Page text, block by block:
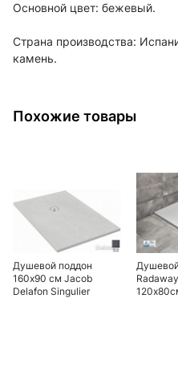
Основной цвет: бежевый.
Страна производства:
камень.
Похожие товары
Душевой поддон
160х90 см Jacob
Delafon Singulier